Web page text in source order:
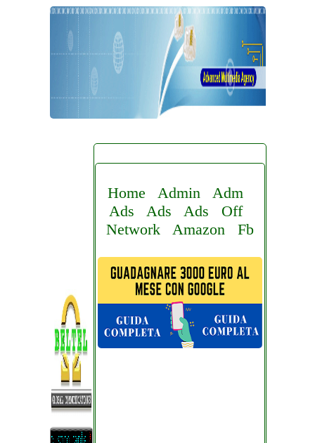
Home Admin
Adm
Ads
Ads Ads
Off
Network
Amazon Fb